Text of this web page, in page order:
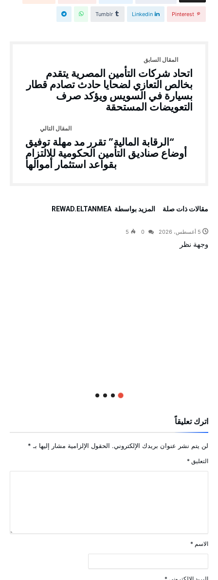
Pinterest
Linkedin
Tumblr
اتحاد شركات التأمين المصرية يتقدم
بخالص التعازي لضحايا حادث تصادم قطار
بسيارة في السويس ويؤكد صرف
التعويضات المستحقة
“الرقابة المالية” تقرر مد مهلة توفيق
أوضاع صناديق التأمين الحكومية للالتزام
بقواعد استثمار أموالها
‫مقالات ذات صلة‬ ‫‫المزيد بواسطة‬ ‬ REWAD.ELTANMEA
5 أغسطس، 2026 5
وجهة نظر
اترك تعليقاً
لن يتم نشر عنوان بريدك الإلكتروني. الحقول الإلزامية مشار إليها بـ *
التعليق *
الاسم *